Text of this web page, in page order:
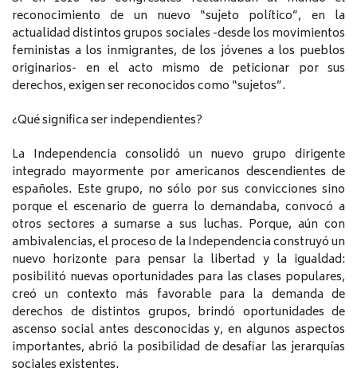
reconocimiento de un nuevo “sujeto político”, en la
actualidad distintos grupos sociales -desde los movimientos
feministas a los inmigrantes, de los jóvenes a los pueblos
originarios- en el acto mismo de peticionar por sus
derechos, exigen ser reconocidos como “sujetos”.
¿Qué significa ser independientes?
La Independencia consolidó un nuevo grupo dirigente
integrado mayormente por americanos descendientes de
españoles. Este grupo, no sólo por sus convicciones sino
porque el escenario de guerra lo demandaba, convocó a
otros sectores a sumarse a sus luchas. Porque, aún con
ambivalencias, el proceso de la Independencia construyó un
nuevo horizonte para pensar la libertad y la igualdad:
posibilitó nuevas oportunidades para las clases populares,
creó un contexto más favorable para la demanda de
derechos de distintos grupos, brindó oportunidades de
ascenso social antes desconocidas y, en algunos aspectos
importantes, abrió la posibilidad de desafiar las jerarquías
sociales existentes.